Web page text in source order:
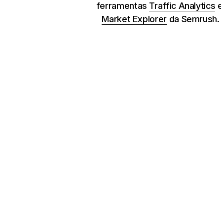
ferramentas Traffic Analytics
Market Explorerda Semrush.